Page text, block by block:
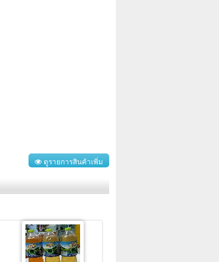
ดูรายการสินค้าเพิ่ม